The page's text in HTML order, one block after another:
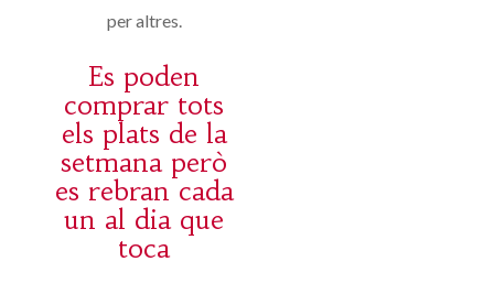
per altres.
Es poden
comprar tots
els plats de la
setmana però
es rebran cada
un al dia que
toca